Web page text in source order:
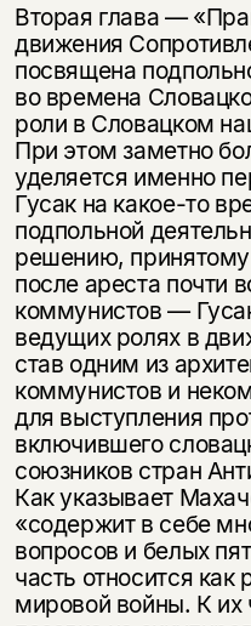
Вторая глава —
движения
посвящена
во времена
роли в Словацком
При этом заметно
уделяется именно
Гусак на какое-то
подпольной
решению,
после ареста почти
коммунистов —
ведущих ролях в
став одним из
коммунистов и
для выступления
включившего
союзников стран
Как указывает
«содержит в себе
вопросов и белых
часть относится как
мировой войны. К их